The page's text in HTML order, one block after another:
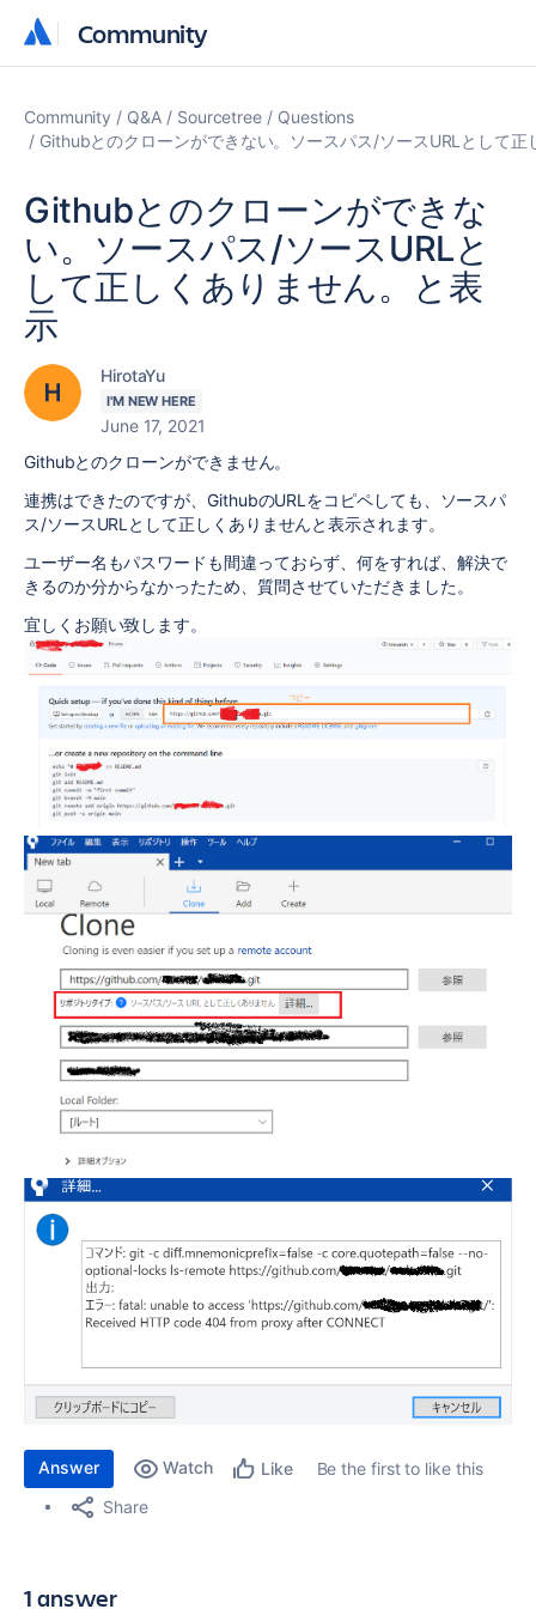
Community
Community
Community Q&A Sourcetree
Questions
Githubとのクローンができない。ソースパス/ソースURLとして正
Githubとのクローンができな
い。ソースパス/ソースURLと
して正しくありません。と表
示
HirotaYu
I'M NEW HERE
June 17, 2021
Githubとのクローンができません。
連携はできたのですが、GithubのURLをコピペしても、ソースパ
ス/ソースURLとして正しくありませんと表示されます。
ユーザー名もパスワードも間違っておらず、何をすれば、解決で
きるのか分からなかったため、質問させていただきました。
宜しくお願い致します。
Answer Watch Like
Be the first to like this
Share
1 answer